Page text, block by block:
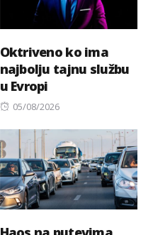
Oktriveno ko ima
najbolju tajnu službu
u Evropi
Posted
05/08/2026